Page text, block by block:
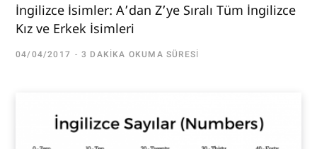
İngilizce İsimler: A’dan Z’ye Sıralı Tüm İngilizce
Kız ve Erkek İsimleri
04/04/2017 3 DAKIKA OKUMA SÜRESI